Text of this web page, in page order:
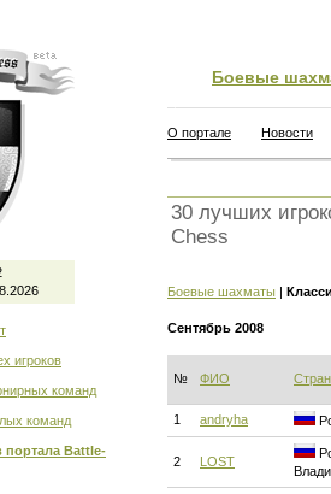
игроков
команд
команд
портала Battle-
Боевые
О портале Новости
30 лучших
Chess
Боевые шахматы |
Сентябрь 2008
№ ФИО
1 andryha
2 LOST